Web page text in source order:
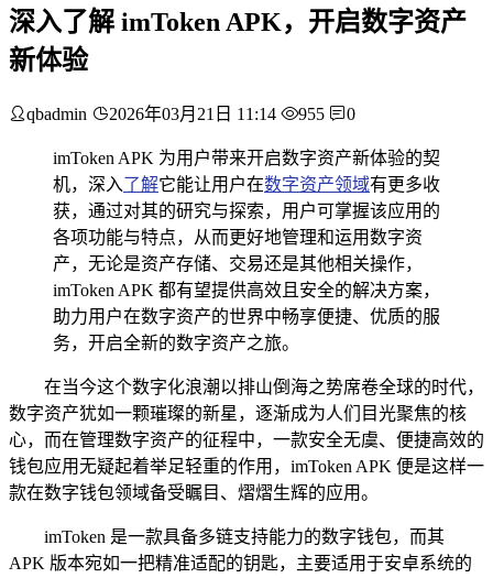
深入了解 imToken APK，开启数字资产
新体验
qbadmin 2026年03月21日 11:14 955 0
imToken APK 为用户带来开启数字资产新体验的契
机，深入了解它能让用户在数字资产领域有更多收
获，通过对其的研究与探索，用户可掌握该应用的
各项功能与特点，从而更好地管理和运用数字资
产，无论是资产存储、交易还是其他相关操作，
imToken APK 都有望提供高效且安全的解决方案，
助力用户在数字资产的世界中畅享便捷、优质的服
务，开启全新的数字资产之旅。
在当今这个数字化浪潮以排山倒海之势席卷全球的时代，
数字资产犹如一颗璀璨的新星，逐渐成为人们目光聚焦的核
心，而在管理数字资产的征程中，一款安全无虞、便捷高效的
钱包应用无疑起着举足轻重的作用，imToken APK 便是这样一
款在数字钱包领域备受瞩目、熠熠生辉的应用。
imToken 是一款具备多链支持能力的数字钱包，而其
APK 版本宛如一把精准适配的钥匙，主要适用于安卓系统的